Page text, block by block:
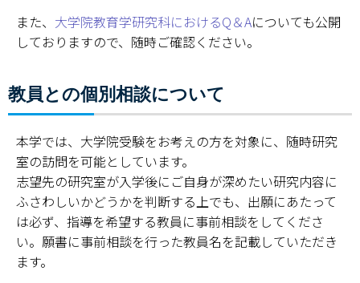
また、 大学院教育学研究科におけるQ＆Aについても公開
しておりますので、随時ご確認ください。
教員との個別相談について
本学では、大学院受験をお考えの方を対象に、随時研究
室の訪問を可能としています。
志望先の研究室が入学後にご自身が深めたい研究内容に
ふさわしいかどうかを判断する上でも、出願にあたって
は必ず、指導を希望する教員に事前相談をしてくださ
い。願書に事前相談を行った教員名を記載していただき
ます。